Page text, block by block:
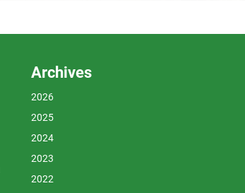
Archives
2026
2025
2024
2023
2022